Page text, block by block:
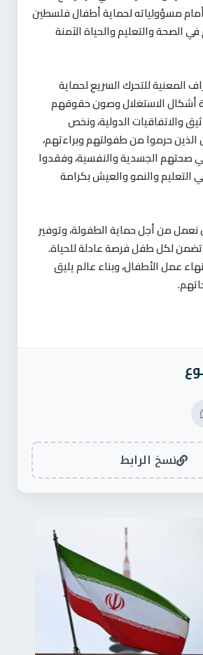
مسؤولياته لحماية أطفال فلسطين
والتعليم والحياة الآمنة
المعنية للتحرك السريع لحماية
أشكال الاستغلال وصون حقوقهم
والاتفاقيات الدولية، ونخص
الذين حرموا من طفولتهم وبراءتهم،
صحتهم الجسدية والنفسية، وفقدوا
والنمو والعيش بكرامة
من أجل حماية الطفولة، وتوفير
لكل طفل فرصة عادلة للحياة.
عمل الأطفال، وبناء عالم يليق
.
نسخ الرابط